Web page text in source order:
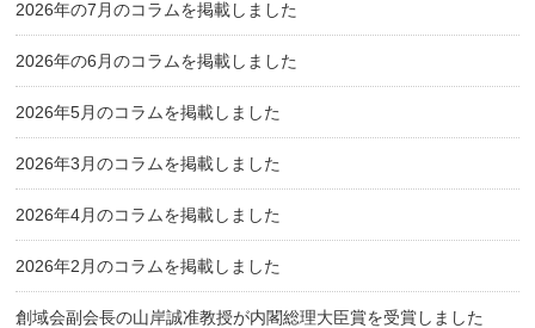
2026年の7月のコラムを掲載しました
2026年の6月のコラムを掲載しました
2026年5月のコラムを掲載しました
2026年3月のコラムを掲載しました
2026年4月のコラムを掲載しました
2026年2月のコラムを掲載しました
創域会副会長の山岸誠准教授が内閣総理大臣賞を受賞しました